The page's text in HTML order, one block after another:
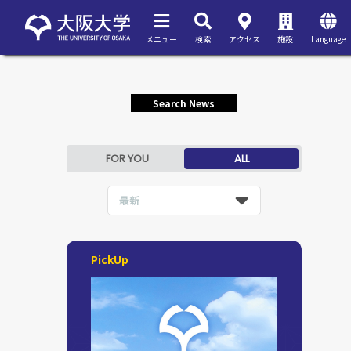
メニュー 検索 アクセス 施設 Language
Search News
FOR YOU ALL
最新
PickUp